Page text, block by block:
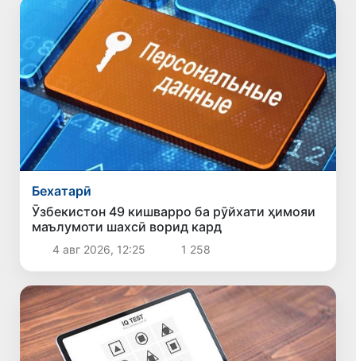
Бехатарӣ
Ӯзбекистон 49 кишварро ба рӯйхати ҳимояи
маълумоти шахсӣ ворид кард
4 авг 2026, 12:25 1 258